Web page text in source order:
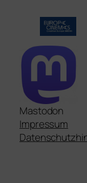
Mastodon
Impressum